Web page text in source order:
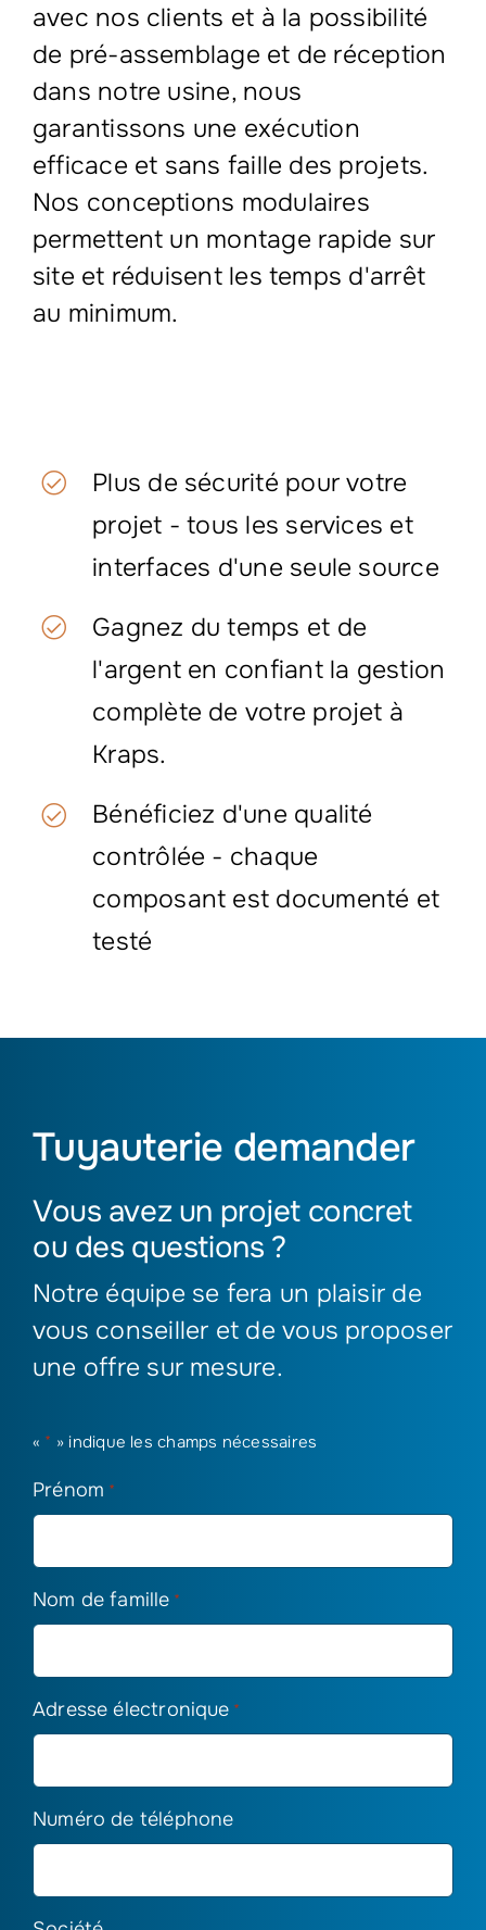
avec nos clients et à la possibilité
de pré-assemblage et de réception
dans notre usine, nous
garantissons une exécution
efficace et sans faille des projets.
Nos conceptions modulaires
permettent un montage rapide sur
site et réduisent les temps d'arrêt
au minimum.
Plus de sécurité pour votre
projet - tous les services et
interfaces d'une seule source
Gagnez du temps et de
l'argent en confiant la gestion
complète de votre projet à
Kraps.
Bénéficiez d'une qualité
contrôlée - chaque
composant est documenté et
testé
Tuyauterie demander
Vous avez un projet concret
ou des questions ?
Notre équipe se fera un plaisir de
vous conseiller et de vous proposer
une offre sur mesure.
« * » indique les champs nécessaires
Prénom *
Nom de famille *
Adresse électronique *
Numéro de téléphone